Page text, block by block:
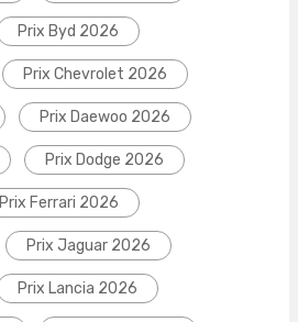
Prix Byd 2026
Prix Chevrolet 2026
Prix Daewoo 2026
Prix Dodge 2026
Prix Ferrari 2026
Prix Jaguar 2026
Prix Lancia 2026